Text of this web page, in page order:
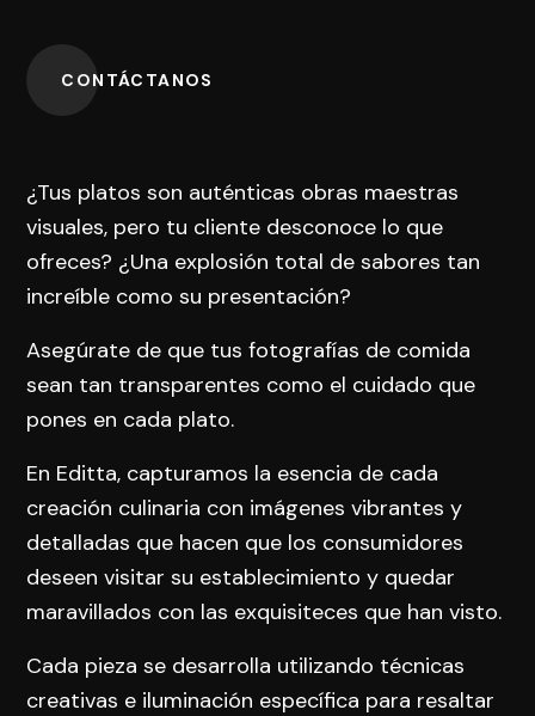
CONTÁCTANOS
¿Tus platos son auténticas obras maestras
visuales, pero tu cliente desconoce lo que
ofreces? ¿Una explosión total de sabores tan
increíble como su presentación?
Asegúrate de que tus fotografías de comida
sean tan transparentes como el cuidado que
pones en cada plato.
En Editta, capturamos la esencia de cada
creación culinaria con imágenes vibrantes y
detalladas que hacen que los consumidores
deseen visitar su establecimiento y quedar
maravillados con las exquisiteces que han visto.
Cada pieza se desarrolla utilizando técnicas
creativas e iluminación específica para resaltar